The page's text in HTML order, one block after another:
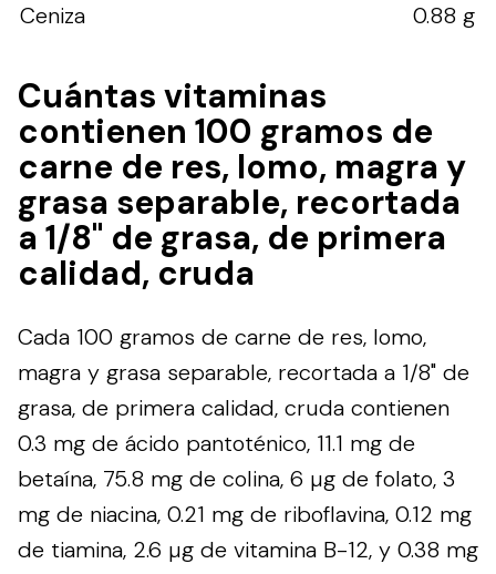
Ceniza
0.88 g
Cuántas vitaminas
contienen 100 gramos de
carne de res, lomo, magra y
grasa separable, recortada
a 1/8" de grasa, de primera
calidad, cruda
Cada 100 gramos de carne de res, lomo,
magra y grasa separable, recortada a 1/8" de
grasa, de primera calidad, cruda contienen
0.3 mg de ácido pantoténico, 11.1 mg de
betaína, 75.8 mg de colina, 6 µg de folato, 3
mg de niacina, 0.21 mg de riboflavina, 0.12 mg
de tiamina, 2.6 µg de vitamina B-12, y 0.38 mg